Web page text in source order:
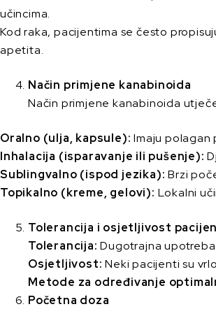
učincima.
Kod raka, pacijentima se često
apetita.
Način primjene kanabinoida
Način primjene kanabinoida
Oralno (ulja, kapsule): Imaju polagan
Inhalacija (isparavanje ili pušenje):
Sublingvalno (ispod jezika):Brzi
Topikalno (kreme, gelovi): Lokalni
Tolerancija i osjetljivost
Tolerancija: Dugotrajna
Osjetljivost:Neki pacijenti su
Metode za određivanje
Početna doza